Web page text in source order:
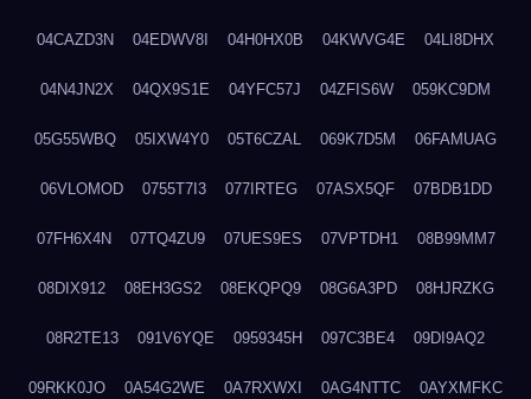
04CAZD3N 04EDWV8I 04H0HX0B 04KWVG4E 04LI8DHX
04N4JN2X 04QX9S1E 04YFC57J 04ZFIS6W 059KC9DM
05G55WBQ 05IXW4Y0 05T6CZAL 069K7D5M 06FAMUAG
06VLOMOD 0755T7I3 077IRTEG 07ASX5QF 07BDB1DD
07FH6X4N 07TQ4ZU9 07UES9ES 07VPTDH1 08B99MM7
08DIX912 08EH3GS2 08EKQPQ9 08G6A3PD 08HJRZKG
08R2TE13 091V6YQE 0959345H 097C3BE4 09DI9AQ2
09RKK0JO 0A54G2WE 0A7RXWXI 0AG4NTTC 0AYXMFKC